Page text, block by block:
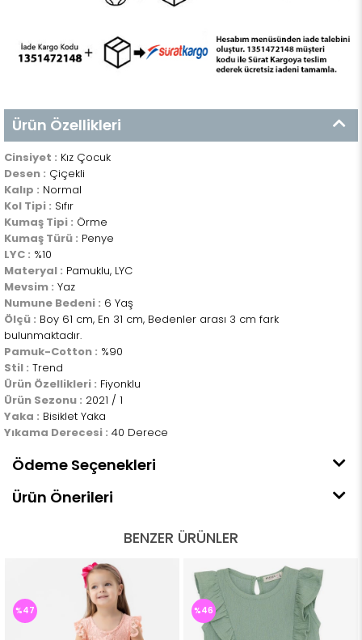
Ürün Özellikleri
Cinsiyet : Kız Çocuk
Desen : Çiçekli
Kalıp : Normal
Kol Tipi : Sıfır
Kumaş Tipi : Örme
Kumaş Türü : Penye
LYC : %10
Materyal : Pamuklu, LYC
Mevsim : Yaz
Numune Bedeni : 6 Yaş
Ölçü : Boy 61 cm, En 31 cm, Bedenler arası 3 cm fark
bulunmaktadır.
Pamuk-Cotton : %90
Stil : Trend
Ürün Özellikleri : Fiyonklu
Ürün Sezonu : 2021 / 1
Yaka : Bisiklet Yaka
Yıkama Derecesi : 40 Derece
Ödeme Seçenekleri
Ürün Önerileri
BENZER ÜRÜNLER
%47 %46